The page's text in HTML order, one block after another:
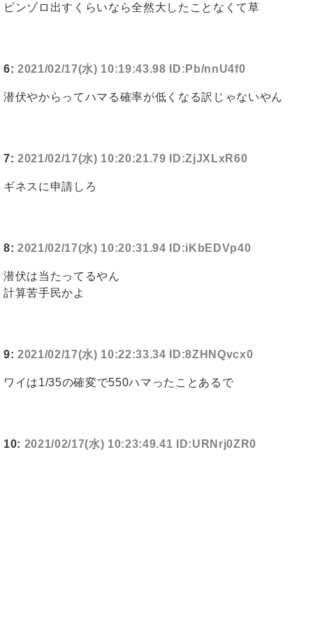
ピンゾロ出すくらいなら全然大したことなくて草
6: 2021/02/17(水) 10:19:43.98 ID:Pb/nnU4f0
潜伏やからってハマる確率が低くなる訳じゃないやん
7: 2021/02/17(水) 10:20:21.79 ID:ZjJXLxR60
ギネスに申請しろ
8: 2021/02/17(水) 10:20:31.94 ID:iKbEDVp40
潜伏は当たってるやん
計算苦手民かよ
9: 2021/02/17(水) 10:22:33.34 ID:8ZHNQvcx0
ワイは1/35の確変で550ハマったことあるで
10: 2021/02/17(水) 10:23:49.41 ID:URNrj0ZR0